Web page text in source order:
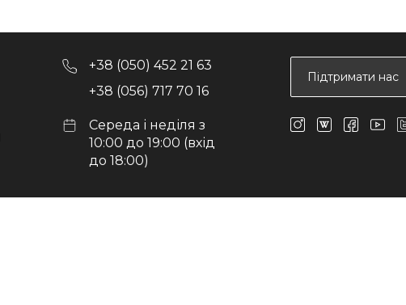
+38 (050) 452 21 63
+38 (056) 717 70 16
Середа і неділя з
10:00 до 19:00 (вхід
до 18:00)
Підтримати нас